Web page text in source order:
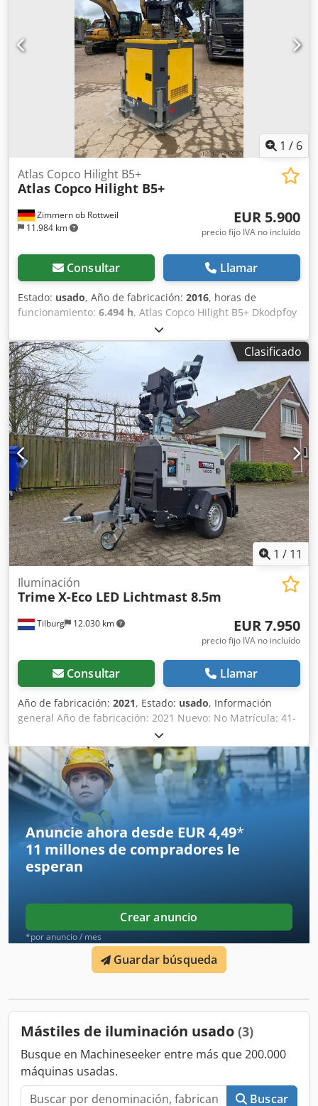
accionado por resorte Opcional: geocercado mediante
interfaz web de DSE Torre vertical de 7 secciones (acero
galvanizado) Piñones de carretilla elevadora en la parte
superior y debajo del chasis Información de la pantalla del
controlador de retroiluminación LED Generador diésel
híbrido Capacidad del tanque de combustible 140 L
Bandeja de goteo / contenedor de derrames Cuatro
estabilizadores telescópicos y gatos niveladores Eje de
suspensión de caucho de torsión
1 / 6
Zimmern ob Rottweil
11.984 km
Atlas Copco Hilight B5+
Atlas Copco Hilight B5+
EUR 5.900
precio fijo IVA no incluído
Consultar Llamar
Estado: usado, Año de fabricación: 2016, horas de
funcionamiento: 6.494 h, Atlas Copco Hilight B5+ Dkodpfoy
R Atzox Af Dor Año de fabricación: 2016 Horas de
funcionamiento: 6.494 h Iluminación LED: 4 × 350 W
Cobertura de luz: hasta 5.000 m² Peso: 981 kg
Clasificado
1 / 11
Tilburg 12.030 km
Iluminación
Trime X-Eco LED Lichtmast 8.5m
EUR 7.950
precio fijo IVA no incluído
Consultar Llamar
Año de fabricación: 2021, Estado: usado, Información
general Año de fabricación: 2021 Nuevo: No Matrícula: 41-
WBB-3 Número de serie: 200210463 Tren de transmisión
Propulsión: Ruedas Marca del motor: Kubota Depósito de
combustible: 110 litros Pesos Peso en vacío: 985 kg
Funcionalidad Estructura extensible: Sí Marcado CE: sí
Estado Dodpfxsylyfcj Af Dskr Estado general: muy bueno
Estado técnico: muy bueno Estado óptico: muy bueno
Trime X-ECO torre de iluminación LED Año de fabricación:
2021 Motor: Kubota Lámparas: 6 x 160 W LED Altura: 8,5 m
Peso: 985 kg Dimensiones: 254 x 139 x 242 cm Vehículo en
excelente estado de conservación, disponibles dos
Anuncie ahora desde EUR 4,49*
11 millones de compradores le
esperan
Crear anuncio
*por anuncio / mes
Guardar búsqueda
Mástiles de iluminación usado (3)
Busque en Machineseeker entre más que 200.000
máquinas usadas.
Buscar